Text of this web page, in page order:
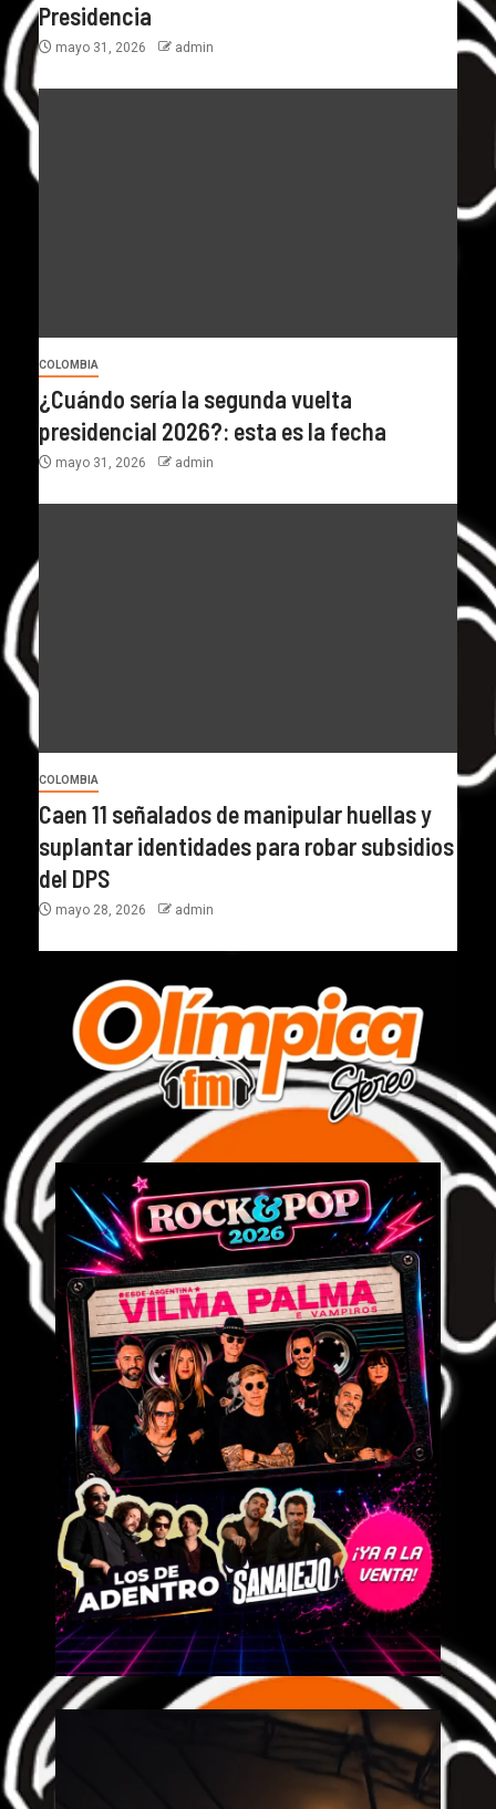
Presidencia
mayo 31, 2026 admin
COLOMBIA
¿Cuándo sería la segunda vuelta
presidencial 2026?: esta es la fecha
mayo 31, 2026 admin
COLOMBIA
Caen 11 señalados de manipular huellas y
suplantar identidades para robar subsidios
del DPS
mayo 28, 2026 admin